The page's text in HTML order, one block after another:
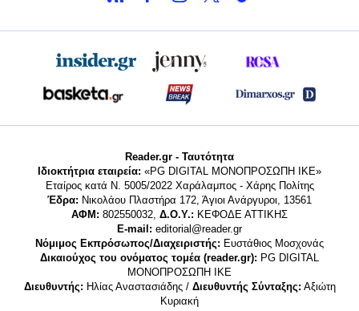
Reader.gr - Ταυτότητα
Ιδιοκτήτρια εταιρεία: «PG DIGITAL MONΟΠΡΟΣΩΠΗ ΙΚΕ»
Εταίρος κατά Ν. 5005/2022 Χαράλαμπος - Χάρης Πολίτης
Έδρα: Νικολάου Πλαστήρα 172, Άγιοι Ανάργυροι, 13561
ΑΦΜ: 802550032, Δ.Ο.Υ.: ΚΕΦΟΔΕ ΑΤΤΙΚΗΣ
E-mail: editorial@reader.gr
Νόμιμος Εκπρόσωπος/Διαχειριστής: Ευστάθιος Μοσχονάς
Δικαιούχος του ονόματος τομέα (reader.gr): PG DIGITAL
MONΟΠΡΟΣΩΠΗ ΙΚΕ
Διευθυντής: Ηλίας Αναστασιάδης / Διευθυντής Σύνταξης: Αξιώτη
Κυριακή